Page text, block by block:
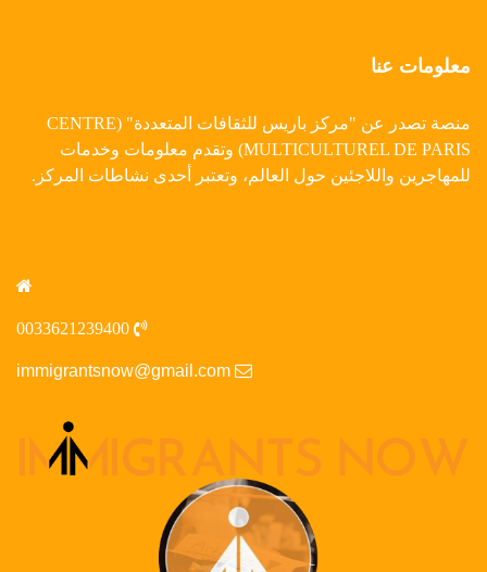
معلومات عنا
منصة تصدر عن "مركز باريس للثقافات المتعددة" (CENTRE
MULTICULTUREL DE PARIS) وتقدم معلومات وخدمات
للمهاجرين واللاجئين حول العالم، وتعتبر أحدى نشاطات المركز.
immigrantsnow@gmail.com